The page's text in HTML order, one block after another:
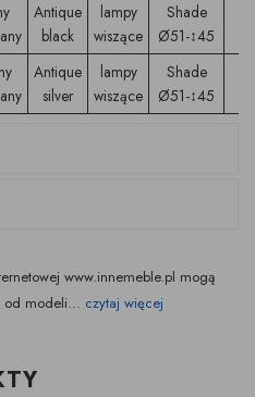
Antique
black
lampy
wiszące
Shade
Ø51-↕45
Antique
silver
lampy
wiszące
Shade
Ø51-↕45
www.innemeble.pl mogą
od modeli... czytaj więcej